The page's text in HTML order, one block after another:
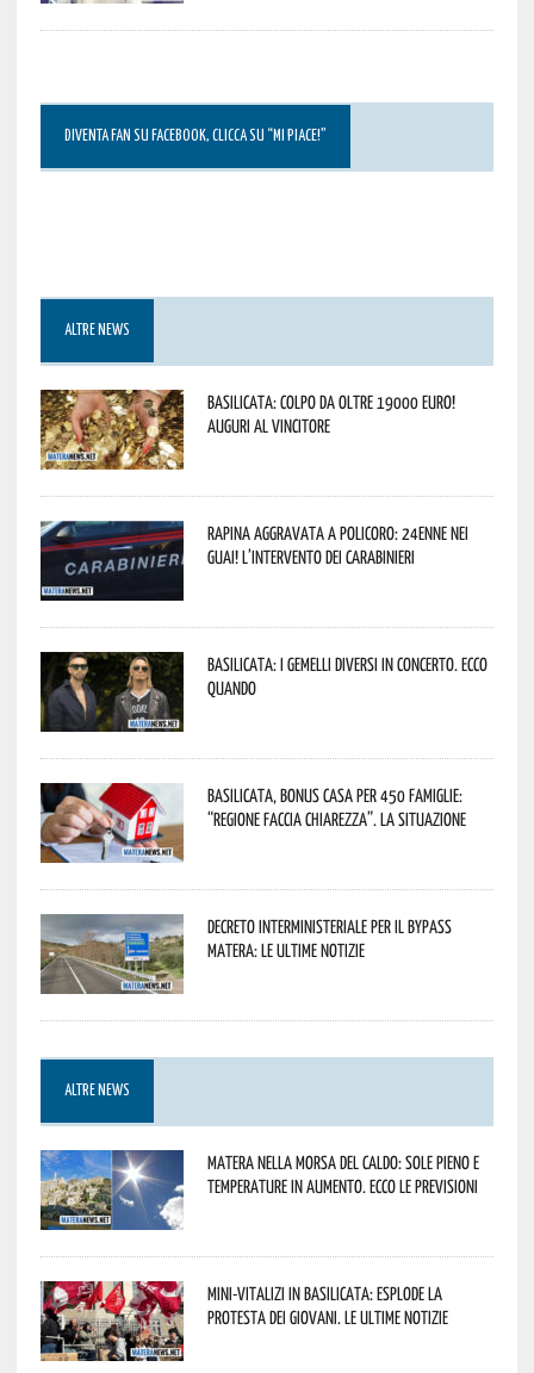
DIVENTA FAN SU FACEBOOK, CLICCA SU “MI PIACE!”
ALTRE NEWS
Basilicata: colpo da oltre 19000 Euro!
Auguri al vincitore
Rapina aggravata a Policoro: 24enne nei
guai! L’intervento dei Carabinieri
Basilicata: i Gemelli DiVersi in concerto. Ecco
quando
Basilicata, Bonus casa per 450 famiglie:
“Regione faccia chiarezza”. La situazione
Decreto interministeriale per il Bypass
Matera: le ultime notizie
ALTRE NEWS
Matera nella morsa del caldo: sole pieno e
temperature in aumento. Ecco le previsioni
Mini-vitalizi in Basilicata: esplode la
protesta dei giovani. Le ultime notizie